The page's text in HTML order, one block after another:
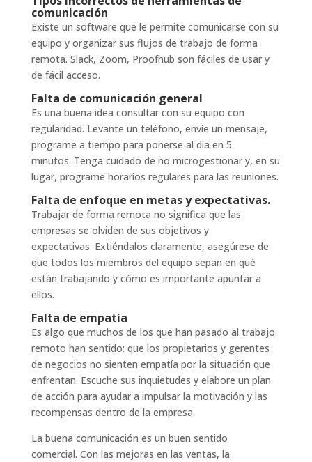
comunicación
Existe un software que le permite comunicarse con su
equipo y organizar sus flujos de trabajo de forma
remota. Slack, Zoom, Proofhub son fáciles de usar y
de fácil acceso.
Falta de comunicación general
Es una buena idea consultar con su equipo con
regularidad. Levante un teléfono, envíe un mensaje,
programe a tiempo para ponerse al día en 5
minutos. Tenga cuidado de no microgestionar y, en su
lugar, programe horarios regulares para las reuniones.
Falta de enfoque en metas y expectativas.
Trabajar de forma remota no significa que las
empresas se olviden de sus objetivos y
expectativas. Extiéndalos claramente, asegúrese de
que todos los miembros del equipo sepan en qué
están trabajando y cómo es importante apuntar a
ellos.
Falta de empatía
Es algo que muchos de los que han pasado al trabajo
remoto han sentido: que los propietarios y gerentes
de negocios no sienten empatía por la situación que
enfrentan. Escuche sus inquietudes y elabore un plan
de acción para ayudar a impulsar la motivación y las
recompensas dentro de la empresa.
La buena comunicación es un buen sentido
comercial. Con las mejoras en las ventas, la